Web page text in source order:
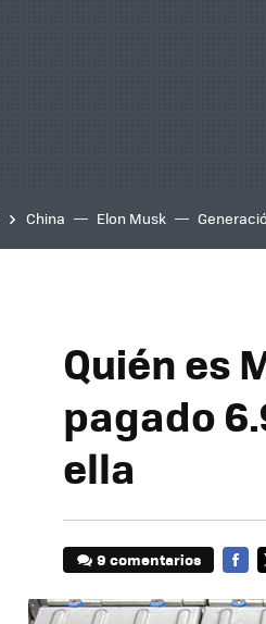
China Elon Musk
Quién es
pagado
ella
9 comentarios